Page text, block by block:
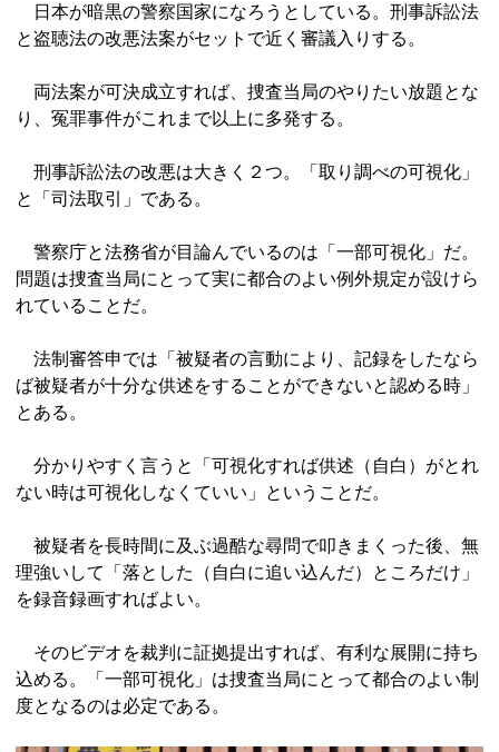
日本が暗黒の警察国家になろうとしている。刑事訴訟法
と盗聴法の改悪法案がセットで近く審議入りする。
両法案が可決成立すれば、捜査当局のやりたい放題とな
り、冤罪事件がこれまで以上に多発する。
刑事訴訟法の改悪は大きく２つ。「取り調べの可視化」
と「司法取引」である。
警察庁と法務省が目論んでいるのは「一部可視化」だ。
問題は捜査当局にとって実に都合のよい例外規定が設けら
れていることだ。
法制審答申では「被疑者の言動により、記録をしたなら
ば被疑者が十分な供述をすることができないと認める時」
とある。
分かりやすく言うと「可視化すれば供述（自白）がとれ
ない時は可視化しなくていい」ということだ。
被疑者を長時間に及ぶ過酷な尋問で叩きまくった後、無
理強いして「落とした（自白に追い込んだ）ところだけ」
を録音録画すればよい。
そのビデオを裁判に証拠提出すれば、有利な展開に持ち
込める。「一部可視化」は捜査当局にとって都合のよい制
度となるのは必定である。